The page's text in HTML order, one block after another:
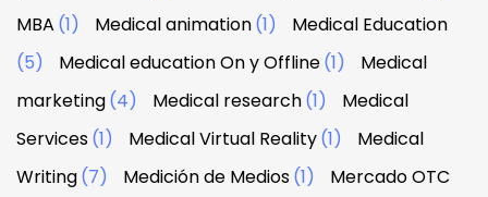
MBA (1) Medical animation(1)
Medical Education
(5)
Medical education On y Offline(1)
Medical
marketing(4) Medical research(1)
Medical
Services(1) Medical Virtual Reality(1)
Medical
Writing(7) Medición de Medios(1)
Mercado OTC